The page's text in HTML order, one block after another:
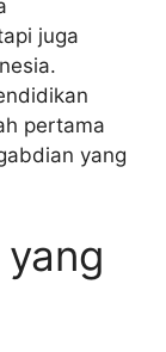
juga
pertama
yang